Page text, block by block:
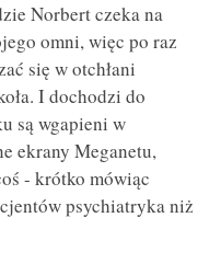
Norbert czeka na
omni, więc po raz
się w otchłani
I dochodzi do
są wgapieni w
ekrany Meganetu,
- krótko mówiąc
psychiatryka niż